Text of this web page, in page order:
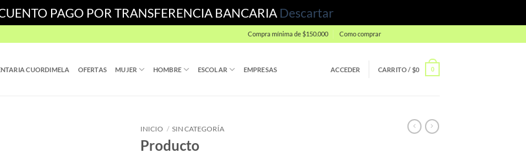
PAGO POR TRANSFERENCIA BANCARIA Descartar
Compra mínima de $150.000 Como comprar
CUORDIMELA OFERTAS MUJER HOMBRE ESCOLAR EMPRESAS ACCEDER CARRITO /$0 0
INICIO / SIN CATEGORÍA
Producto